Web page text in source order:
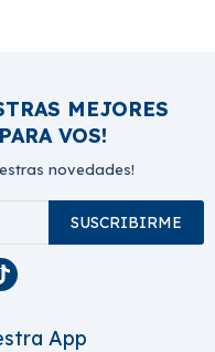
MEJORES
VOS!
novedades!
SUSCRIBIRME
App